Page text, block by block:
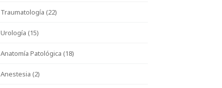
Traumatología (22)
Urología (15)
Anatomía Patológica (18)
Anestesia (2)